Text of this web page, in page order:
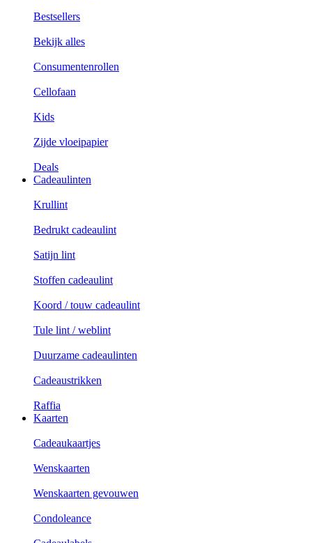
Bestsellers
Bekijk alles
Consumentenrollen
Cellofaan
Kids
Zijde vloeipapier
Deals
Cadeaulinten
Krullint
Bedrukt cadeaulint
Satijn lint
Stoffen cadeaulint
Koord / touw cadeaulint
Tule lint / weblint
Duurzame cadeaulinten
Cadeaustrikken
Raffia
Kaarten
Cadeaukaartjes
Wenskaarten
Wenskaarten gevouwen
Condoleance